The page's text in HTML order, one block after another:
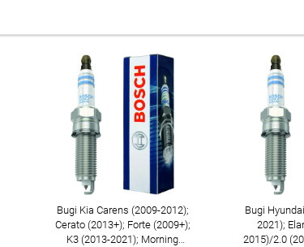
Bugi Kia Carens (2009-2012);
Cerato (2013+); Forte (2009+);
K3 (2013-2021); Morning
Bugi
2021);
2015)/2.0